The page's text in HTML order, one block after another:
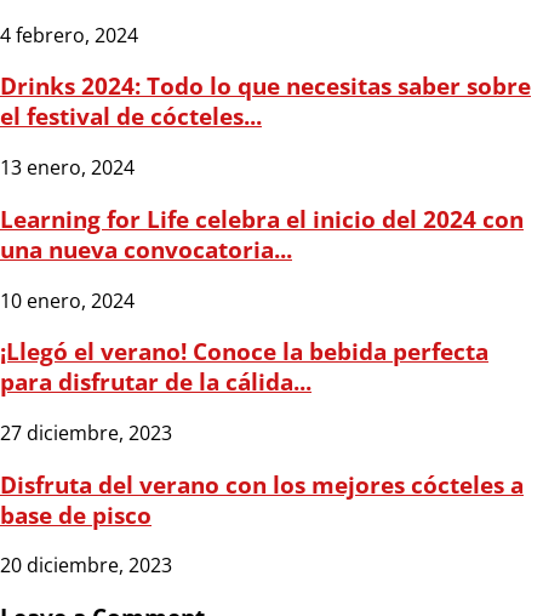
4 febrero, 2024
Drinks 2024: Todo lo que necesitas saber sobre
el festival de cócteles...
13 enero, 2024
Learning for Life celebra el inicio del 2024 con
una nueva convocatoria...
10 enero, 2024
¡Llegó el verano! Conoce la bebida perfecta
para disfrutar de la cálida...
27 diciembre, 2023
Disfruta del verano con los mejores cócteles a
base de pisco
20 diciembre, 2023